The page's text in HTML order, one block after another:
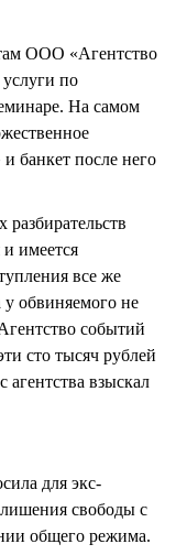
ООО «Агентство
по
На самом
и банкет после него
имеется
все же
у обвиняемого не
событий
сто тысяч рублей
взыскал
для экс-
свободы с
общего режима.